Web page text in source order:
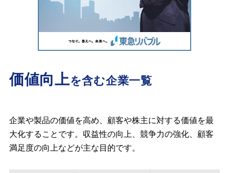
価値向上を含む企業一覧
企業や製品の価値を高め、顧客や株主に対する価値を最
大化することです。収益性の向上、競争力の強化、顧客
満足度の向上などが主な目的です。